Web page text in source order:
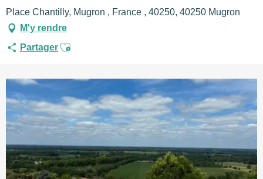
Place Chantilly, Mugron , France , 40250, 40250 Mugron
M'y rendre
PartagerAjouter aux favoris